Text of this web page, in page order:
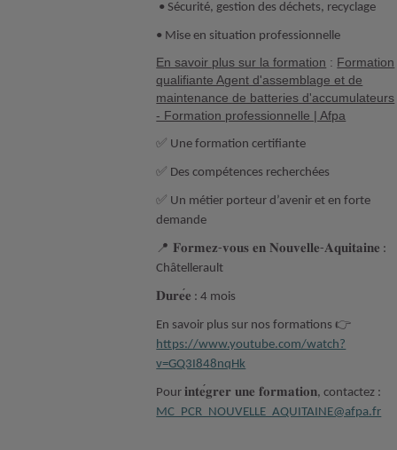
• Sécurité, gestion des déchets, recyclage
• Mise en situation professionnelle
En savoir plus sur la formation : Formation
qualifiante Agent d'assemblage et de
maintenance de batteries d'accumulateurs
- Formation professionnelle | Afpa
✅ Une formation certifiante
✅ Des compétences recherchées
✅ Un métier porteur d’avenir et en forte
demande
📍 𝐅𝐨𝐫𝐦𝐞𝐳-𝐯𝐨𝐮𝐬 𝐞𝐧 𝐍𝐨𝐮𝐯𝐞𝐥𝐥𝐞-𝐀𝐪𝐮𝐢𝐭𝐚𝐢𝐧𝐞 :
Châtellerault
𝐃𝐮𝐫𝐞𝐞 : 4 mois
En savoir plus sur nos formations👉
https://www.youtube.com/watch?
v=GQ3I848nqHk
Pour𝐢𝐧𝐭𝐞𝐠𝐫𝐞𝐫 𝐮𝐧𝐞 𝐟𝐨𝐫𝐦𝐚𝐭𝐢𝐨𝐧, contactez :
MC_PCR_NOUVELLE_AQUITAINE@afpa.fr